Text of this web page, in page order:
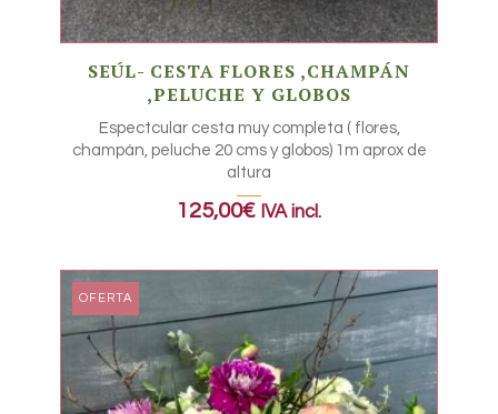
SEÚL- CESTA FLORES ,CHAMPÁN
,PELUCHE Y GLOBOS
Espectcular cesta muy completa ( flores,
champán, peluche 20 cms y globos) 1m aprox de
altura
125,00€ IVA incl.
OFERTA